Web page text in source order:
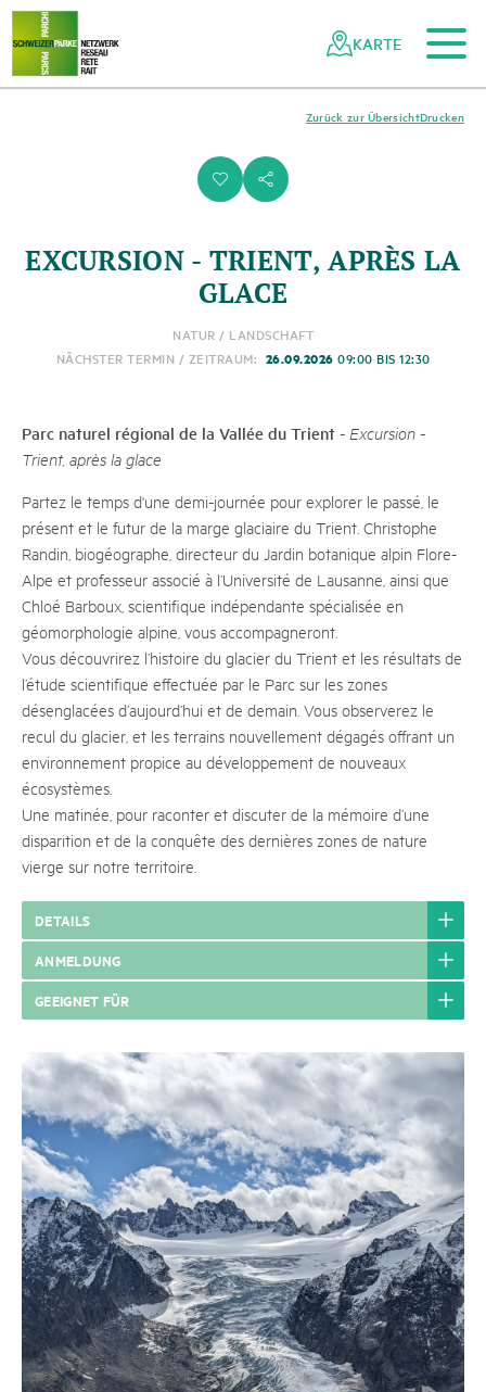
Navigieren
Netzwerk
Schweizer
Schnellnavigation
Zum Hauptinhalt
Zur mobilen Navigation
Zur Suche
Zum Fussbereich
Zur Sitemap
KARTE
i s
Drucken
Zurück zur Übersicht
EXCURSION - TRIENT, APRÈS LA
GLACE
NATUR / LANDSCHAFT
NÄCHSTER TERMIN / ZEITRAUM: 26.09.2026 09:00 BIS 12:30
Parc naturel régional de la Vallée du Trient - Excursion -
Trient, après la glace
Partez le temps d'une demi-journée pour explorer le passé, le
présent et le futur de la marge glaciaire du Trient. Christophe
Randin, biogéographe, directeur du Jardin botanique alpin Flore-
Alpe et professeur associé à l’Université de Lausanne, ainsi que
Chloé Barboux, scientifique indépendante spécialisée en
géomorphologie alpine, vous accompagneront.
Vous découvrirez l’histoire du glacier du Trient et les résultats de
l’étude scientifique effectuée par le Parc sur les zones
désenglacées d’aujourd’hui et de demain. Vous observerez le
recul du glacier, et les terrains nouvellement dégagés offrant un
environnement propice au développement de nouveaux
écosystèmes.
Une matinée, pour raconter et discuter de la mémoire d’une
disparition et de la conquête des dernières zones de nature
vierge sur notre territoire.
DETAILS
ANMELDUNG
GEEIGNET FÜR